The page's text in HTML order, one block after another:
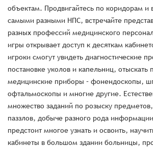
объектам. Продвигайтесь по коридорам и
самыми разными НПС, встречайте
разных профессий медицинского
игры открывает доступ к десяткам
игроки смогут увидеть диагностические
постановке уколов и капельниц, отыскать
медицинские приборы – фонендоскопы,
офтальмоскопы и многие другие.
множество заданий по розыску
паззлов, добыче разного рода
предстоит многое узнать и освоить,
кабинеты в большом здании больницы,